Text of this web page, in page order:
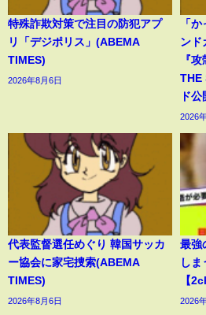
特殊詐欺対策で注目の防犯アプ
リ「デジポリス」(ABEMA
TIMES)
2026年8月6日
「
ンド
『
THE
ド
2026
代表監督選任めぐり 韓国サッカ
ー協会に家宅捜索(ABEMA
TIMES)
2026年8月6日
最強
しま
【
2026